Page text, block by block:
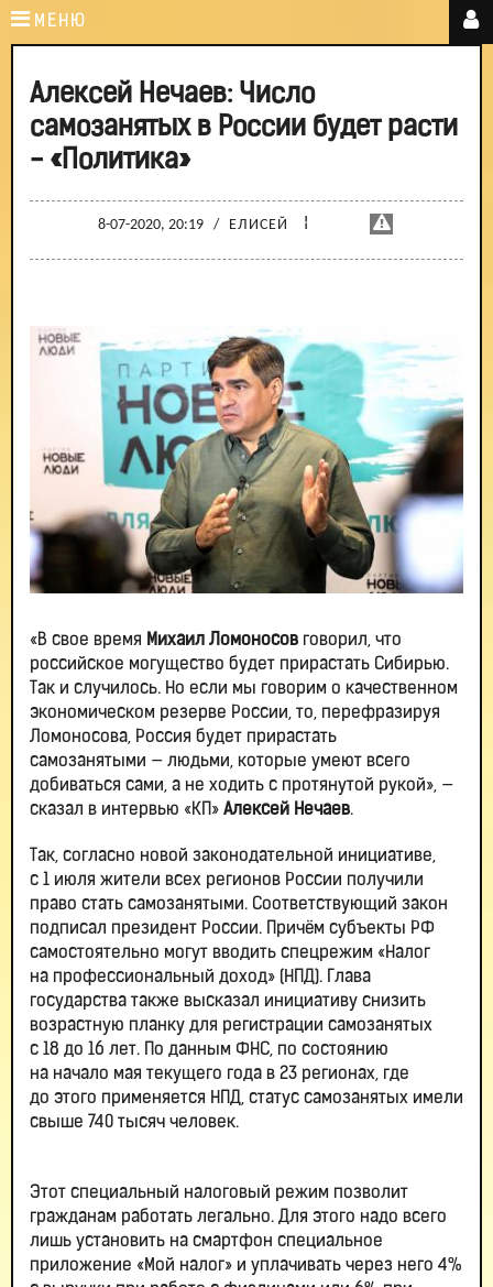
МЕНЮ
Алексей Нечаев: Число
самозанятых в России будет расти
- «Политика»
8-07-2020, 20:19 / ЕЛИСЕЙ ¦
«В свое время Михаил Ломоносов говорил, что
российское могущество будет прирастать Сибирью.
Так и случилось. Но если мы говорим о качественном
экономическом резерве России, то, перефразируя
Ломоносова, Россия будет прирастать
самозанятыми — людьми, которые умеют всего
добиваться сами, а не ходить с протянутой рукой», —
сказал в интервью «КП» Алексей Нечаев.
Так, согласно новой законодательной инициативе,
с 1 июля жители всех регионов России получили
право стать самозанятыми. Соответствующий закон
подписал президент России. Причём субъекты РФ
самостоятельно могут вводить спецрежим «Налог
на профессиональный доход» (НПД). Глава
государства также высказал инициативу снизить
возрастную планку для регистрации самозанятых
с 18 до 16 лет. По данным ФНС, по состоянию
на начало мая текущего года в 23 регионах, где
до этого применяется НПД, статус самозанятых имели
свыше 740 тысяч человек.
Этот специальный налоговый режим позволит
гражданам работать легально. Для этого надо всего
лишь установить на смартфон специальное
приложение «Мой налог» и уплачивать через него 4%